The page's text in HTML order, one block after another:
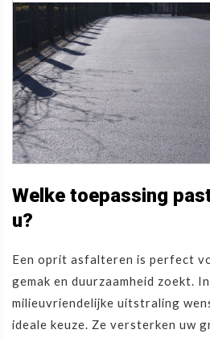
Welke toepassing
u?
Een oprit asfalteren is perfect
gemak en duurzaamheid zoekt.
milieuvriendelijke uitstraling
ideale keuze. Ze versterken uw